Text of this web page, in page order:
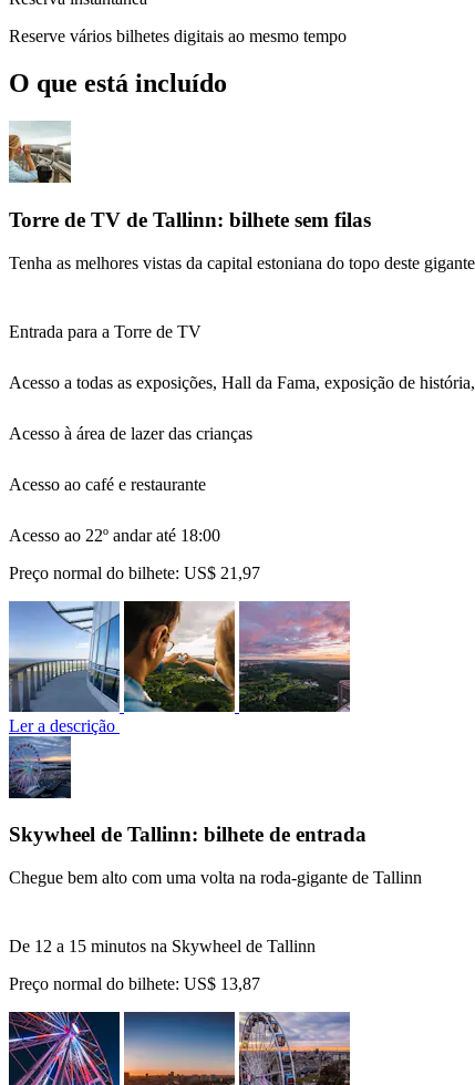
Reserve vários bilhetes digitais ao mesmo tempo
O que está incluído
Torre de TV de Tallinn: bilhete sem filas
Tenha as melhores vistas da capital estoniana do topo deste gigante
Entrada para a Torre de TV
Acesso a todas as exposições, Hall da Fama, exposição de
Acesso à área de lazer das crianças
Acesso ao café e restaurante
Acesso ao 22º andar até 18:00
Preço normal do bilhete: US$ 21,97
Ler a descrição
Skywheel de Tallinn: bilhete de entrada
Chegue bem alto com uma volta na roda-gigante de Tallinn
De 12 a 15 minutos na Skywheel de Tallinn
Preço normal do bilhete: US$ 13,87